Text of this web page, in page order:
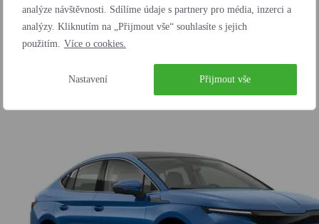
analýze návštěvnosti. Sdílíme údaje s partnery pro média, inzerci a
analýzy. Kliknutím na „Přijmout vše“ souhlasíte s jejich
použitím. Více o cookies.
Nastavení Přijmout vše
Auto se nepodařilo přidat do oblíbených